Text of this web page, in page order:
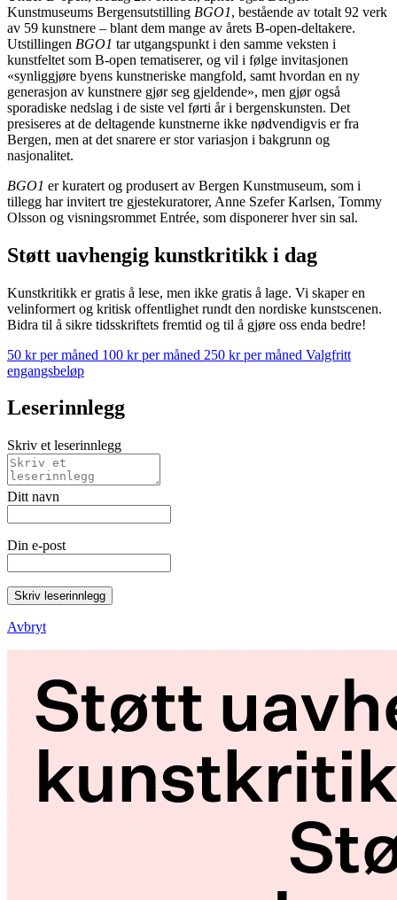
Kunstmuseums Bergensutstilling BGO1, bestående av totalt 92 verk
av 59 kunstnere – blant dem mange av årets B-open-deltakere.
Utstillingen BGO1 tar utgangspunkt i den samme veksten i
kunstfeltet som B-open tematiserer, og vil i følge invitasjonen
«synliggjøre byens kunstneriske mangfold, samt hvordan en ny
generasjon av kunstnere gjør seg gjeldende», men gjør også
sporadiske nedslag i de siste vel førti år i bergenskunsten. Det
presiseres at de deltagende kunstnerne ikke nødvendigvis er fra
Bergen, men at det snarere er stor variasjon i bakgrunn og
nasjonalitet.
BGO1 er kuratert og produsert av Bergen Kunstmuseum, som i
tillegg har invitert tre gjestekuratorer, Anne Szefer Karlsen, Tommy
Olsson og visningsrommet Entrée, som disponerer hver sin sal.
Støtt uavhengig kunstkritikk i dag
Kunstkritikk er gratis å lese, men ikke gratis å lage. Vi skaper en
velinformert og kritisk offentlighet rundt den nordiske kunstscenen.
Bidra til å sikre tidsskriftets fremtid og til å gjøre oss enda bedre!
50 kr per måned 100 kr per måned 250 kr per måned Valgfritt
engangsbeløp
Leserinnlegg
Skriv et leserinnlegg
Ditt navn
Din e-post
Skriv leserinnlegg
Avbryt